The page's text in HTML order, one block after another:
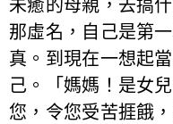
未癒的母親，去搞
那虛名，自己是第
真。到現在一想起
己。「媽媽！是女
您，令您受苦捱餓